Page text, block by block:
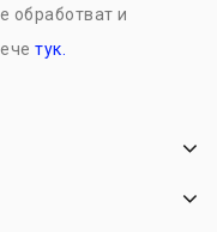
обработват и
тук.